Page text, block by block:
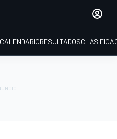
CALENDARIORESULTADOS